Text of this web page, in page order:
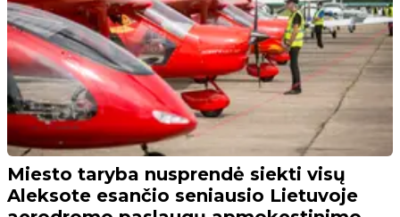
Miesto taryba nusprendė siekti visų
Aleksote esančio seniausio Lietuvoje